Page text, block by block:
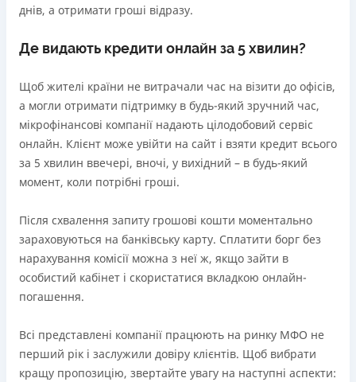
Ліцензія НБУ
Вся інформація про кредит
ОТРИМАТИ ПОЗИКУ Детальніше
днів, а отримати гроші відразу.
Де видають кредити онлайн за 5 хвилин?
Щоб жителі країни не витрачали час на візити до офісів,
а могли отримати підтримку в будь-який зручний час,
мікрофінансові компанії надають цілодобовий сервіс
онлайн. Клієнт може увійти на сайт і взяти кредит всього
за 5 хвилин ввечері, вночі, у вихідний – в будь-який
момент, коли потрібні гроші.
Після схвалення запиту грошові кошти моментально
зараховуються на банківську карту. Сплатити борг без
нарахування комісії можна з неї ж, якщо зайти в
особистий кабінет і скористатися вкладкою онлайн-
погашення.
Всі представлені компанії працюють на ринку МФО не
перший рік і заслужили довіру клієнтів. Щоб вибрати
кращу пропозицію, звертайте увагу на наступні аспекти: